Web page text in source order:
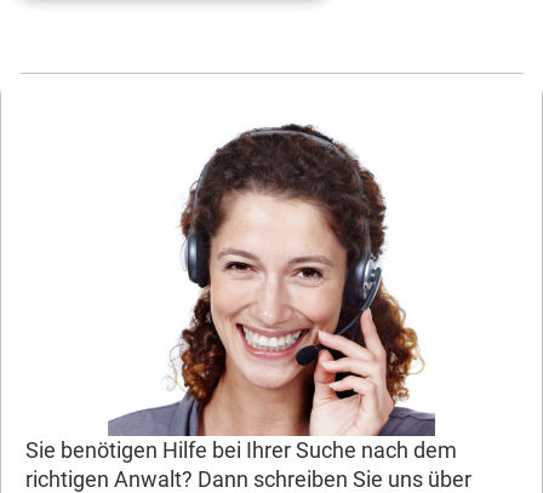
Sie benötigen Hilfe bei Ihrer Suche nach dem
richtigen Anwalt? Dann schreiben Sie uns über